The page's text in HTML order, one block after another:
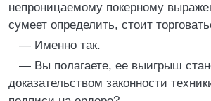
непроницаемому покерному
сумеет определить, стоит
— Именно так.
— Вы полагаете, ее выигрыш
доказательством законности